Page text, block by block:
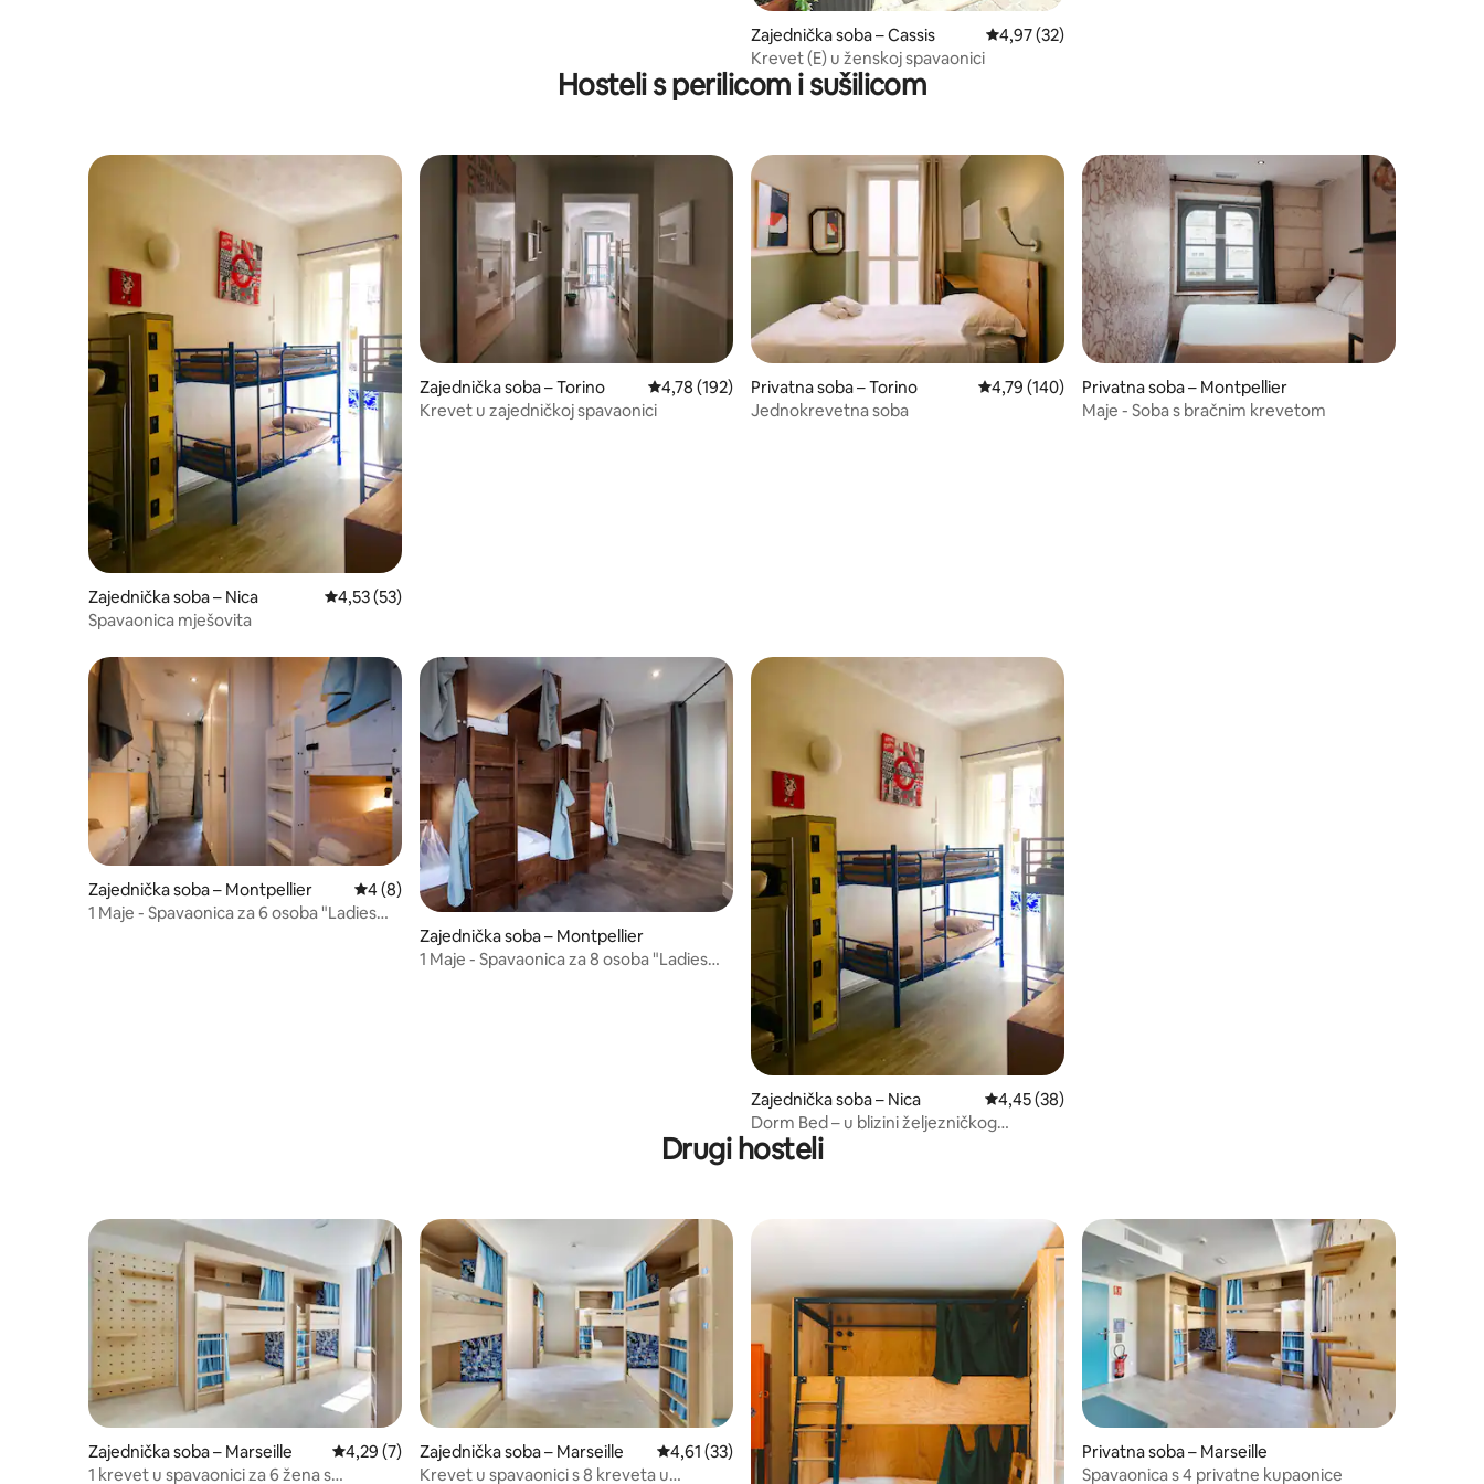
Zajednička soba – Cassis Prosječna ocjena: 4,97/5, recenzija: 32
4,97 (32)
Krevet (E) u ženskoj spavaonici
Hosteli s perilicom i sušilicom
Zajednička soba – Nica Prosječna ocjena: 4,53/5, recenzija: 53
4,53 (53)
Spavaonica mješovita
Zajednička soba – Torino Prosječna ocjena: 4,78/5, recenzija: 192
4,78 (192)
Krevet u zajedničkoj spavaonici
Privatna soba – Torino Prosječna ocjena: 4,79/5, recenzija: 140
4,79 (140)
Jednokrevetna soba
Privatna soba – Montpellier
Maje - Soba s bračnim krevetom
Zajednička soba – Montpellier Prosječna ocjena: 4/5, recenzija: 8
4 (8)
1 Maje - Spavaonica za 6 osoba "Ladies
Zajednička soba – Montpellier
1 Maje - Spavaonica za 8 osoba "Ladies
Zajednička soba – Nica Prosječna ocjena: 4,45/5, recenzija: 38
4,45 (38)
Dorm Bed – u blizini željezničkog
kolodvora
Drugi hosteli
Zajednička soba – Marseille Prosječna ocjena: 4,29/5, recenzija: 7
4,29 (7)
1 krevet u spavaonici za 6 žena s
Zajednička soba – Marseille Prosječna ocjena: 4,61/5, recenzija: 33
4,61 (33)
Krevet u spavaonici s 8 kreveta u
Privatna soba – Marseille
Spavaonica s 4 privatne kupaonice